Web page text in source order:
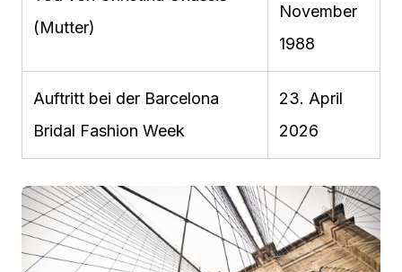
(Mutter)
November
1988
Auftritt bei der Barcelona
Bridal Fashion Week
23. April
2026